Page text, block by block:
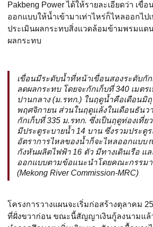
Pakbeng Power ได้ให้รายละเอียดว่า เขื่
ออกแบบให้น้ำเข้ามาเท่าไหร่ก็ไหลออกไป
ประเมินผลกระทบสิ่งแวดล้อมข้ามพรมแด
ผลกระทบ
เขื่อนมีระดับน้ำที่หน้าเขื่อนสองระดับกั
ลดผลกระทบ โดยจะกักเก็บที่ 340 เมตร
ปานกลาง (ม.รทก.) ในฤดูน้ำคือเดือนมิ
พฤศจิกายน ส่วนในฤดูแล้งในเดือนธัน
กักเก็บที่ 335 ม.รทก. ซึ่งเป็นฤดูท่องเที่ย
มีประตูระบายน้ำ 14 บาน ซึ่งรวมประตู
อัตราการไหลของน้ำก็จะไหลออกแบบ
กังหันผลิตไฟฟ้า 16 ตัว มีทางเดินเรือ แ
ออกแบบตามข้อแนะนำโดยคณะกรรม
(Mekong River Commission-MRC)
โครงการวางแผนจะเริ่มก่อสร้างตุลาคม
ที่ฝั่งขวาก่อน ขณะนี้สัญญาเงินกู้ลงนามแล้